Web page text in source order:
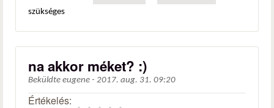
szükséges
na akkor méket? :)
Beküldte eugene - 2017. aug. 31. 09:20
Értékelés: